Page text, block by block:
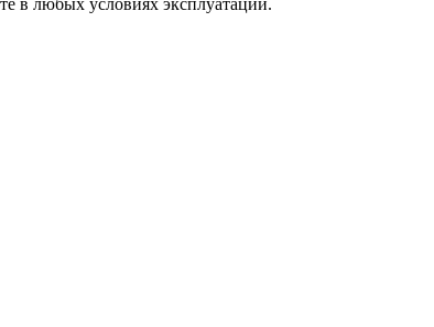
в любых условиях эксплуатации.